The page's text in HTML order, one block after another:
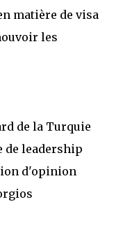
matière de visa
les
de la Turquie
de leadership
d'opinion